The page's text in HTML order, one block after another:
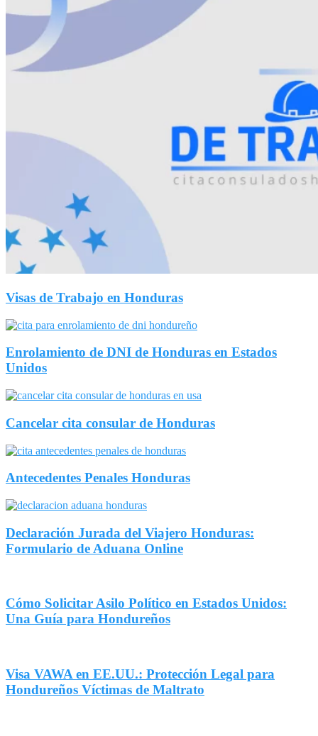
Visas de Trabajo en Honduras
Enrolamiento de DNI de Honduras en Estados
Unidos
Cancelar cita consular de Honduras
Antecedentes Penales Honduras
Declaración Jurada del Viajero Honduras:
Formulario de Aduana Online
Cómo Solicitar Asilo Político en Estados Unidos:
Una Guía para Hondureños
Visa VAWA en EE.UU.: Protección Legal para
Hondureños Víctimas de Maltrato